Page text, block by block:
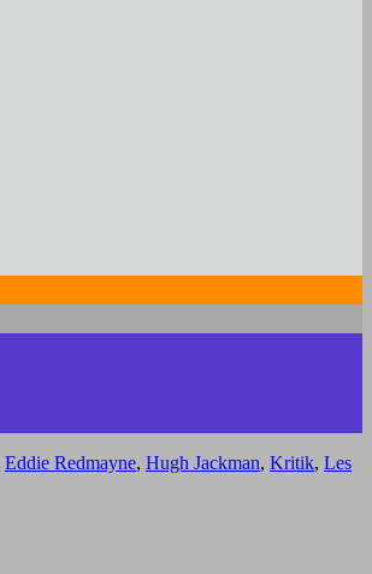
Eddie Redmayne, Hugh Jackman, Kritik, Les